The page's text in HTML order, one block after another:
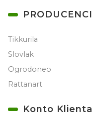
PRODUCENCI
Tikkurila
Slovlak
Ogrodoneo
Rattanart
Konto Klienta